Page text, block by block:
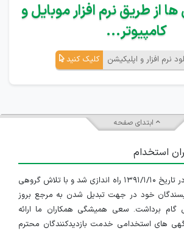
از طریق نرم افزار موبایل و
کامپیوتر...
نرم افزار و اپلیکیشن کلیک کنید
ابتدای صفحه
استخدام
سایت ایران استخدام در تاریخ ۱۳۹۱/۱/۱۰ راه اندازی شد و با تلاش گروهی
خود در جهت تبدیل شدن به مرجع بروز
گام برداشت. سعی همیشگی همکاران ما ارائه
های استخدامی خدمت بازدیدکنندگان محترم